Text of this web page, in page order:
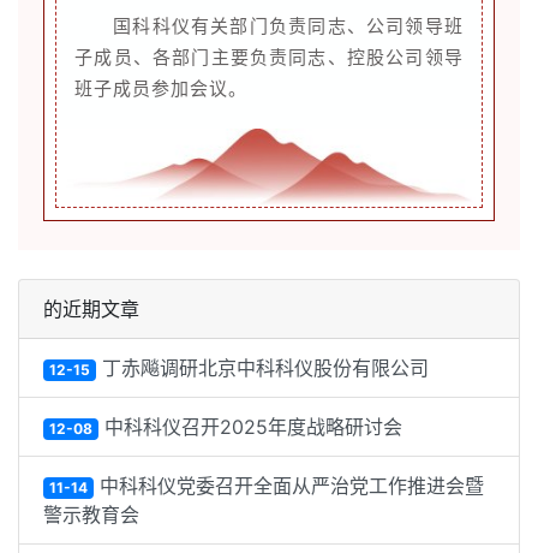
国科科仪有关部门负责同志、公司领导班
子成员、各部门主要负责同志、控股公司领导
班子成员参加会议。
的近期文章
12-15 丁赤飚调研北京中科科仪股份有限公司
12-08 中科科仪召开2025年度战略研讨会
11-14 中科科仪党委召开全面从严治党工作推进会暨
警示教育会